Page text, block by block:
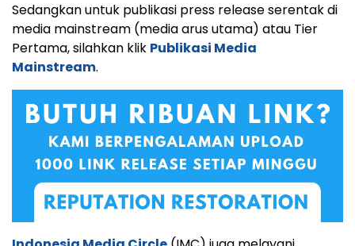
Sedangkan untuk publikasi press release serentak di
media mainstream (media arus utama) atau Tier
Pertama, silahkan klik Publikasi Media
Mainstream.